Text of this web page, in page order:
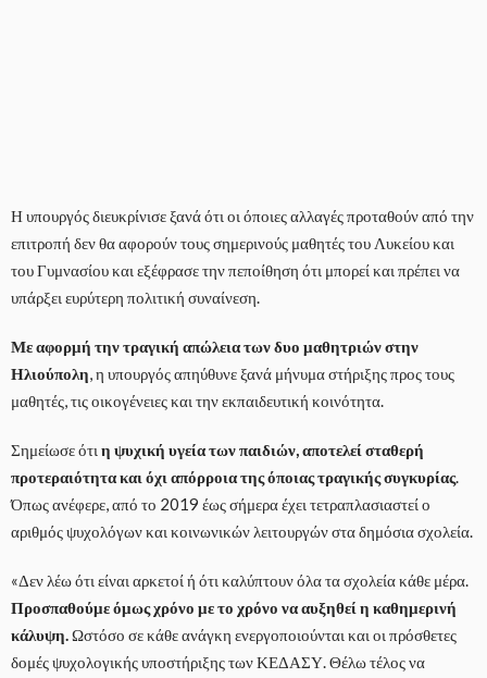
Η υπουργός διευκρίνισε ξανά ότι οι όποιες αλλαγές προταθούν από την
επιτροπή δεν θα αφορούν τους σημερινούς μαθητές του Λυκείου και
του Γυμνασίου και εξέφρασε την πεποίθηση ότι μπορεί και πρέπει να
υπάρξει ευρύτερη πολιτική συναίνεση.
Με αφορμή την τραγική απώλεια των δυο μαθητριών στην
Ηλιούπολη, η υπουργός απηύθυνε ξανά μήνυμα στήριξης προς τους
μαθητές, τις οικογένειες και την εκπαιδευτική κοινότητα.
Σημείωσε ότι η ψυχική υγεία των παιδιών, αποτελεί σταθερή
προτεραιότητα και όχι απόρροια της όποιας τραγικής συγκυρίας.
Όπως ανέφερε, από το 2019 έως σήμερα έχει τετραπλασιαστεί ο
αριθμός ψυχολόγων και κοινωνικών λειτουργών στα δημόσια σχολεία.
«Δεν λέω ότι είναι αρκετοί ή ότι καλύπτουν όλα τα σχολεία κάθε μέρα.
Προσπαθούμε όμως χρόνο με το χρόνο να αυξηθεί η καθημερινή
κάλυψη.Ωστόσο σε κάθε ανάγκη ενεργοποιούνται και οι πρόσθετες
δομές ψυχολογικής υποστήριξης των ΚΕΔΑΣΥ. Θέλω τέλος να